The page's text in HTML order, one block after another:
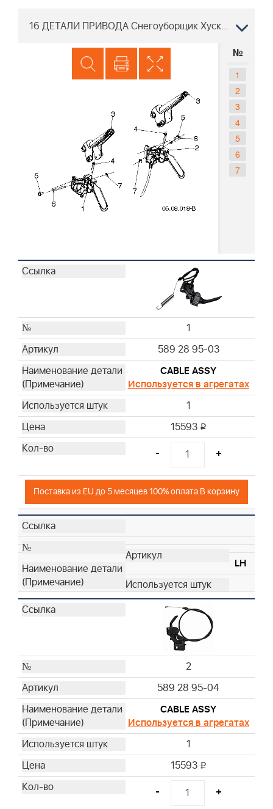
16 ДЕТАЛИ ПРИВОДА Снегоуборщик Хускварна ST 427T 96193013301 2019-04
№
1
2
3
4
5
6
7
1
589 28 95-03
CABLE ASSY
Используется в агрегатах
1
15593 i
- +
Поставка из EU до 5 месяцев 100% оплата В корзину
LH
2
589 28 95-04
CABLE ASSY
Используется в агрегатах
1
15593 i
- +